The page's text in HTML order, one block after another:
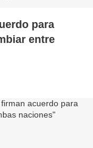
para
entre